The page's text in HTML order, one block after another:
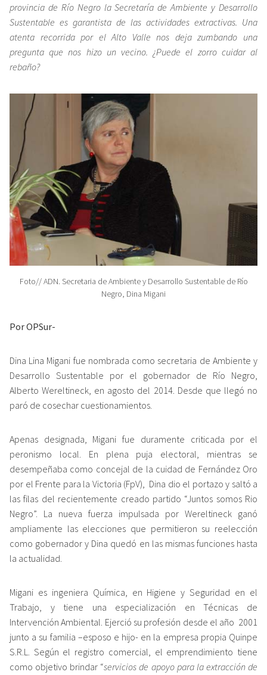
provincia de Río Negro la Secretaría de Ambiente y Desarrollo
Sustentable es garantista de las actividades extractivas. Una
atenta recorrida por el Alto Valle nos deja zumbando una
pregunta que nos hizo un vecino. ¿Puede el zorro cuidar al
rebaño?
Foto// ADN. Secretaria de Ambiente y Desarrollo Sustentable de Río
Negro, Dina Migani
Por OPSur-
Dina Lina Migani fue nombrada como secretaria de Ambiente y
Desarrollo Sustentable por el gobernador de Río Negro,
Alberto Wereltineck, en agosto del 2014. Desde que llegó no
paró de cosechar cuestionamientos.
Apenas designada, Migani fue duramente criticada por el
peronismo local. En plena puja electoral, mientras se
desempeñaba como concejal de la cuidad de Fernández Oro
por el Frente para la Victoria (FpV), Dina dio el portazo y saltó a
las filas del recientemente creado partido “Juntos somos Rio
Negro”. La nueva fuerza impulsada por Wereltineck ganó
ampliamente las elecciones que permitieron su reelección
como gobernador y Dina quedó en las mismas funciones hasta
la actualidad.
Migani es ingeniera Química, en Higiene y Seguridad en el
Trabajo, y tiene una especialización en Técnicas de
Intervención Ambiental. Ejerció su profesión desde el año 2001
junto a su familia –esposo e hijo- en la empresa propia Quinpe
S.R.L. Según el registro comercial, el emprendimiento tiene
como objetivo brindar “servicios de apoyo para la extracción de